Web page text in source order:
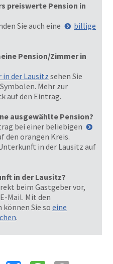
preiswerte Pension in
Sie auch eine
billige
Pension/Zimmer in
in der Lausitz sehen Sie
Mehr zur
auf den Eintrag.
ausgewählte Pension?
bei einer beliebigen
den orangen Kreis.
in der Lausitz auf
in der Lausitz?
beim Gastgeber vor,
Mail. Mit den
Sie so eine
.